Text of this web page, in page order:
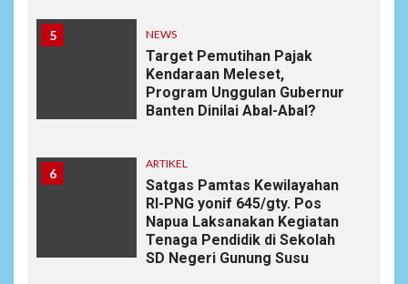
5 NEWS
Target Pemutihan Pajak
Kendaraan Meleset,
Program Unggulan Gubernur
Banten Dinilai Abal-Abal?
6
ARTIKEL
Satgas Pamtas Kewilayahan
RI-PNG yonif 645/gty. Pos
Napua Laksanakan Kegiatan
Tenaga Pendidik di Sekolah
SD Negeri Gunung Susu